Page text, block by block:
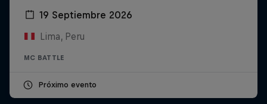
19 Septiembre 2026
Lima, Peru
MC BATTLE
Próximo evento